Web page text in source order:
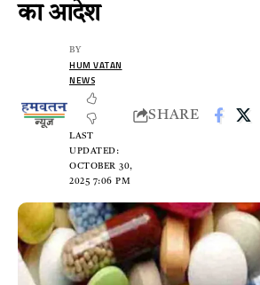
का आदेश
LAST
UPDATED:
OCTOBER 30,
2025 7:06 PM
BY
HUM VATAN
NEWS
SHARE